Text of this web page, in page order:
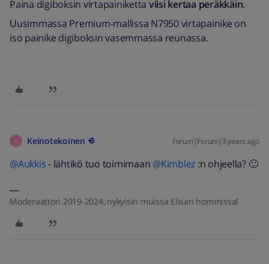
Paina digiboksin virtapainiketta viisi kertaa peräkkäin.
Uusimmassa Premium-mallissa N7950 virtapainike on
iso painike digiboksin vasemmassa reunassa.
K Keinotekoinen Forum|Forum|3 years ago
@Aukkis- lähtikö tuo toimimaan @Kimblez :n ohjeella? 🙂
Moderaattori 2019-2024, nykyisin muissa Elisan hommissa!